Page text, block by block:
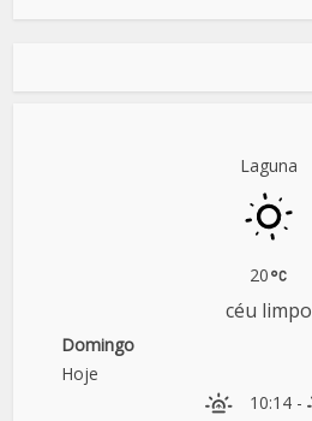
Laguna
20
céu limpo
Domingo
Hoje
10:14-